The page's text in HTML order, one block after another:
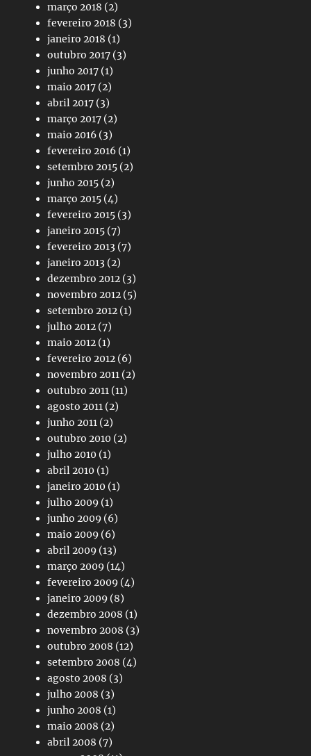
março 2018 (2)
fevereiro 2018 (3)
janeiro 2018 (1)
outubro 2017 (3)
junho 2017 (1)
maio 2017 (2)
abril 2017 (3)
março 2017 (2)
maio 2016 (3)
fevereiro 2016 (1)
setembro 2015 (2)
junho 2015 (2)
março 2015 (4)
fevereiro 2015 (3)
janeiro 2015 (7)
fevereiro 2013 (7)
janeiro 2013 (2)
dezembro 2012 (3)
novembro 2012 (5)
setembro 2012 (1)
julho 2012 (7)
maio 2012 (1)
fevereiro 2012 (6)
novembro 2011 (2)
outubro 2011 (11)
agosto 2011 (2)
junho 2011 (2)
outubro 2010 (2)
julho 2010 (1)
abril 2010 (1)
janeiro 2010 (1)
julho 2009 (1)
junho 2009 (6)
maio 2009 (6)
abril 2009 (13)
março 2009 (14)
fevereiro 2009 (4)
janeiro 2009 (8)
dezembro 2008 (1)
novembro 2008 (3)
outubro 2008 (12)
setembro 2008 (4)
agosto 2008 (3)
julho 2008 (3)
junho 2008 (1)
maio 2008 (2)
abril 2008 (7)